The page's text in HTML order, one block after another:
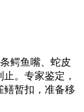
鳄鱼嘴、蛇皮
。专家鉴定，
鳝暂扣，准备移